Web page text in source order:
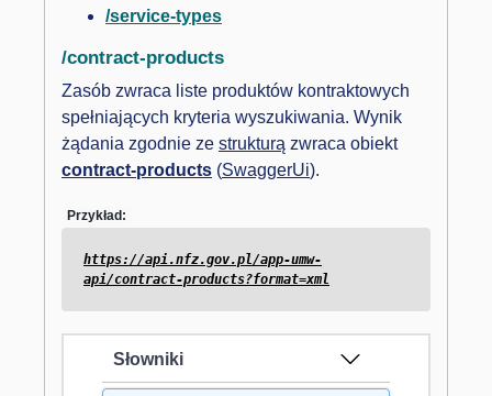
/service-types
/contract-products
Zasób zwraca liste produktów kontraktowych
spełniających kryteria wyszukiwania. Wynik
żądania zgodnie ze strukturą zwraca obiekt
contract-products (SwaggerUi).
Przykład:
https://api.nfz.gov.pl/app-umw-
api/contract-products?format=xml
Słowniki